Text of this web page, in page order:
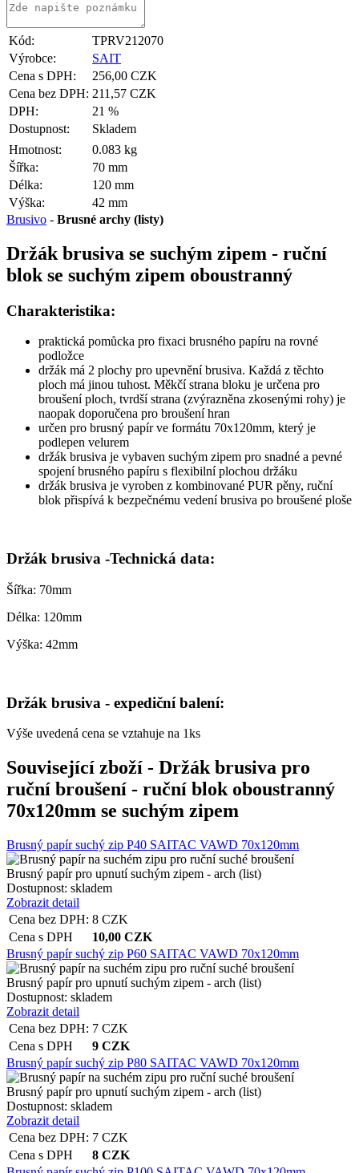
Kód:
TPRV212070
Výrobce:
SAIT
Cena s DPH:
256,00 CZK
Cena bez DPH: 211,57 CZK
DPH:
21 %
Dostupnost:
Skladem
Hmotnost:
0.083 kg
Šířka:
70 mm
Délka:
120 mm
Výška:
42 mm
Brusivo - Brusné archy (listy)
Držák brusiva se suchým zipem - ruční
blok se suchým zipem oboustranný
Charakteristika:
praktická pomůcka pro fixaci brusného papíru na rovné
podložce
držák má 2 plochy pro upevnění brusiva. Každá z těchto
ploch má jinou tuhost. Měkčí strana bloku je určena pro
broušení ploch, tvrdší strana (zvýrazněna zkosenými rohy) je
naopak doporučena pro broušení hran
určen pro brusný papír ve formátu 70x120mm, který je
podlepen velurem
držák brusiva je vybaven suchým zipem pro snadné a pevné
spojení brusného papíru s flexibilní plochou držáku
držák brusiva je vyroben z kombinované PUR pěny, ruční
blok přispívá k bezpečnému vedení brusiva po broušené ploše
Držák brusiva -Technická data:
Šířka: 70mm
Délka: 120mm
Výška: 42mm
Držák brusiva - expediční balení:
Výše uvedená cena se vztahuje na 1ks
Související zboží - Držák brusiva pro
ruční broušení - ruční blok oboustranný
70x120mm se suchým zipem
Brusný papír suchý zip P40 SAITAC VAWD 70x120mm
Brusný papír pro upnutí suchým zipem - arch (list)
Dostupnost: skladem
Zobrazit detail
Cena bez DPH: 8 CZK
Cena s DPH
10,00 CZK
Brusný papír suchý zip P60 SAITAC VAWD 70x120mm
Brusný papír pro upnutí suchým zipem - arch (list)
Dostupnost: skladem
Zobrazit detail
Cena bez DPH: 7 CZK
Cena s DPH
9 CZK
Brusný papír suchý zip P80 SAITAC VAWD 70x120mm
Brusný papír pro upnutí suchým zipem - arch (list)
Dostupnost: skladem
Zobrazit detail
Cena bez DPH: 7 CZK
Cena s DPH
8 CZK